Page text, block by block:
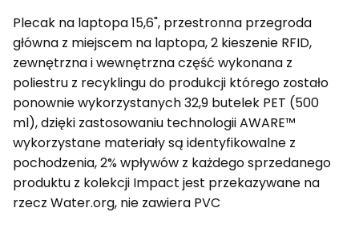
Plecak na laptopa 15,6", przestronna przegroda
główna z miejscem na laptopa, 2 kieszenie RFID,
zewnętrzna i wewnętrzna część wykonana z
poliestru z recyklingu do produkcji którego zostało
ponownie wykorzystanych 32,9 butelek PET (500
ml), dzięki zastosowaniu technologii AWARE™
wykorzystane materiały są identyfikowalne z
pochodzenia, 2% wpływów z każdego sprzedanego
produktu z kolekcji Impact jest przekazywane na
rzecz Water.org, nie zawiera PVC